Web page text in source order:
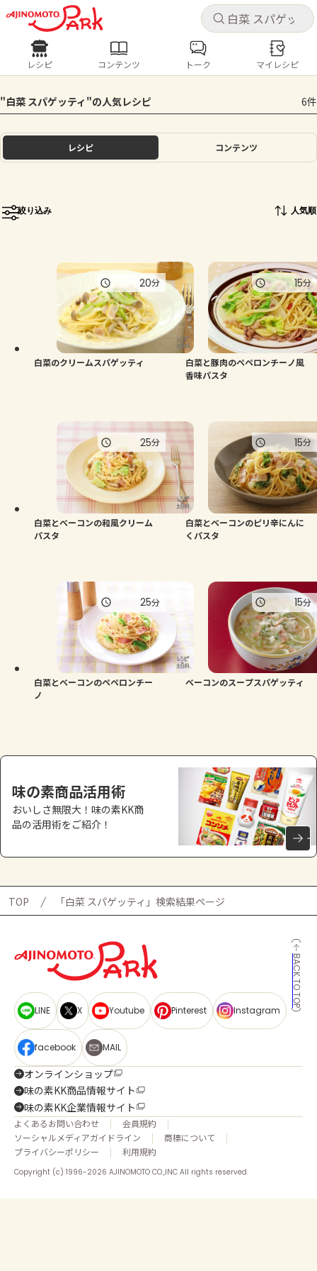
キャ
ログインするとレシピを保存できます
ログイン
ホーム
トーク
よくあるお問い合わせ
お買い物
キャ
レシピ コンテンツ
人気の食材・レシピ
きゅうり なす トマト とうもろこし
ピーマン
レシピ コンテンツ トーク マイレシピ
"白菜 スパゲッティ"の人気レシピ 6件
レシピ コンテンツ
絞り込み 人気順
白菜のクリームスパゲッティ
20分
白菜と豚肉のペペロンチーノ風
香味パスタ
15分
白菜とベーコンの和風クリーム
パスタ
25分
白菜とベーコンのピリ辛にんに
くパスタ
15分
白菜とベーコンのペペロンチー
ノ
25分
ベーコンのスープスパゲッティ
15分
味の素商品活用術
おいしさ無限大！味の素KK商
品の活用術をご紹介！
TOP 「白菜 スパゲッティ」検索結果ページ
BACK TO TOP
LINE X Youtube Pinterest Instagram
facebook MAIL
オンラインショップ
味の素KK商品情報サイト
味の素KK企業情報サイト
よくあるお問い合わせ
会員規約
ソーシャルメディアガイドライン
商標について
プライバシーポリシー
利用規約
Copyright (c) 1996-2026 AJINOMOTO CO.,INC All rights reserved.